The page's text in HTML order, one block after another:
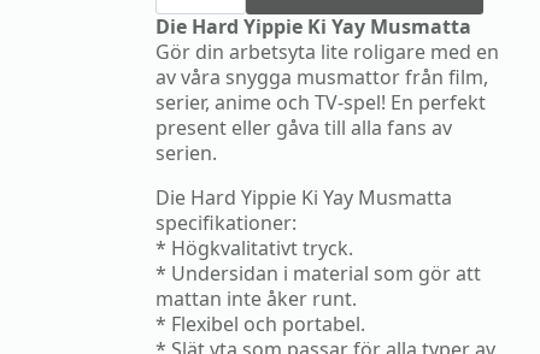
Ki
Yay
Musmatta
mängd
Die Hard Yippie Ki Yay Musmatta
Gör din arbetsyta lite roligare med en
av våra snygga musmattor från film,
serier, anime och TV-spel! En perfekt
present eller gåva till alla fans av
serien.
Die Hard Yippie Ki Yay Musmatta
specifikationer:
* Högkvalitativt tryck.
* Undersidan i material som gör att
mattan inte åker runt.
* Flexibel och portabel.